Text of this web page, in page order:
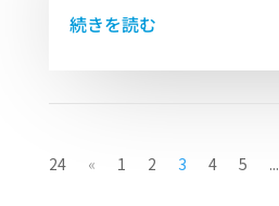
続きを読む
24
« 1 2 3 4 5 ...